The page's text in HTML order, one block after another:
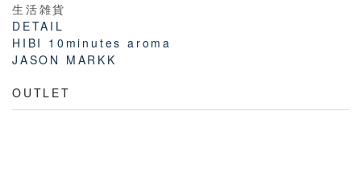
生活雑貨
DETAIL
HIBI 10minutes aroma
JASON MARKK
OUTLET